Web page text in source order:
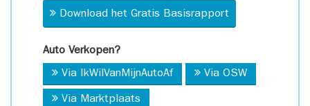
Download het Gratis Basisrapport
Auto Verkopen?
Via IkWilVanMijnAutoAf Via OSW
Via Marktplaats